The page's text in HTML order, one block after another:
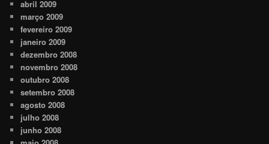
abril 2009
março 2009
fevereiro 2009
janeiro 2009
dezembro 2008
novembro 2008
outubro 2008
setembro 2008
agosto 2008
julho 2008
junho 2008